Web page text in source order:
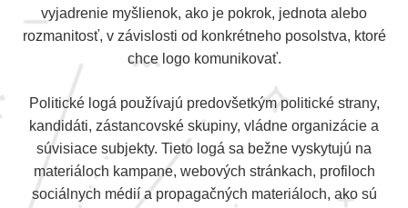
vyjadrenie myšlienok, ako je pokrok, jednota alebo
rozmanitosť, v závislosti od konkrétneho posolstva, ktoré
chce logo komunikovať.
Politické logá používajú predovšetkým politické strany,
kandidáti, zástancovské skupiny, vládne organizácie a
súvisiace subjekty. Tieto logá sa bežne vyskytujú na
materiáloch kampane, webových stránkach, profiloch
sociálnych médií a propagačných materiáloch, ako sú